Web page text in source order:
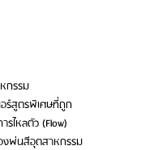
กรรม
ร์สูตรพิเศษที่ถูก
ไหลตัว (Flow)
งพ่นสีอุตสาหกรรม